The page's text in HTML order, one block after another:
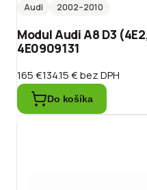
Audi
2002–2010
Modul Audi A8 D3
4E0909131
165 €134.15 €bez DPH
Do košíka